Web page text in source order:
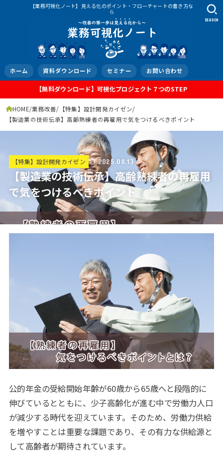
【業務可視化ノート】見える化のポイント・フローチャートの書き方な
ら
ホーム 資料ダウンロード セミナー お問い合わせ
SEARCH
【無料ダウンロード】可視化プロジェクト７つのSTEP
HOME 業務改善
【特集】設計開発カイゼン
【製造業の技術伝承】高齢熟練者の再雇用で気をつけるべきポイント
【特集】設計開発カイゼン 2025.08.13
【製造業の技術伝承】高齢熟練者の再雇用
で気をつけるべきポイント
公的年金の受給開始年齢が60歳から65歳へと段階的に
伸びているとともに、少子高齢化が進む中で労働力人口
が減少する時代を迎えています。そのため、労働力供給
を増やすことは重要な課題であり、その有力な供給源と
して高齢者が期待されています。